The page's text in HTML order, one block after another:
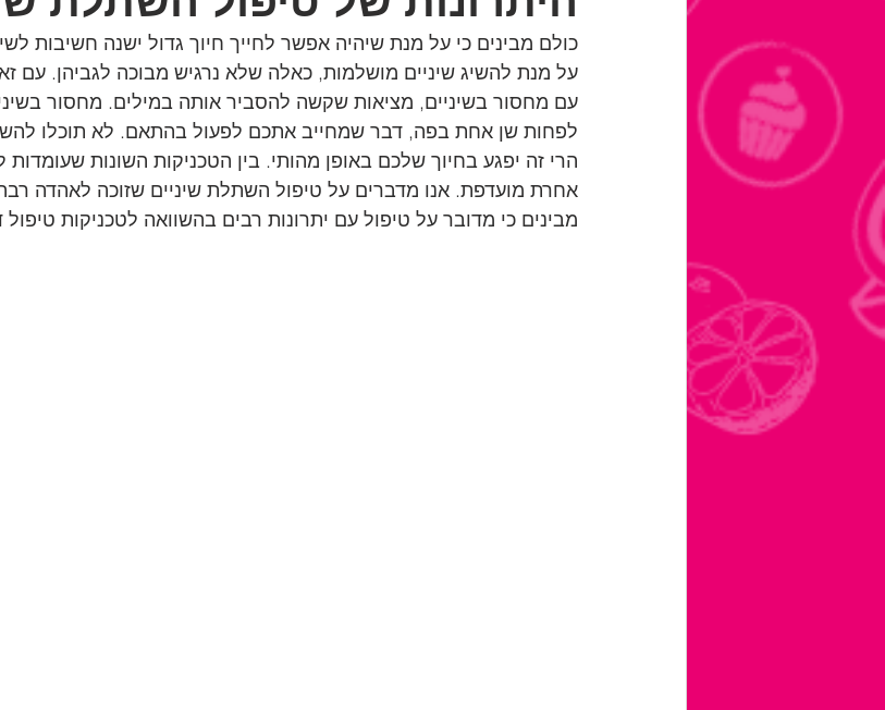
כולם מבינים כי על מנת שיהיה אפשר לחייך חיוך גדול ישנה חשיבות
על מנת להשיג שיניים מושלמות, כאלה שלא נרגיש מבוכה לגביהן. עם
עם מחסור בשיניים, מציאות שקשה להסביר אותה במילים. מחסור
לפחות שן אחת בפה, דבר שמחייב אתכם לפעול בהתאם. לא תוכלו
הרי זה יפגע בחיוך שלכם באופן מהותי. בין הטכניקות השונות
אחרת מועדפת. אנו מדברים על טיפול השתלת שיניים שזוכה לאהדה
מבינים כי מדובר על טיפול עם יתרונות רבים בהשוואה לטכניקות טיפול